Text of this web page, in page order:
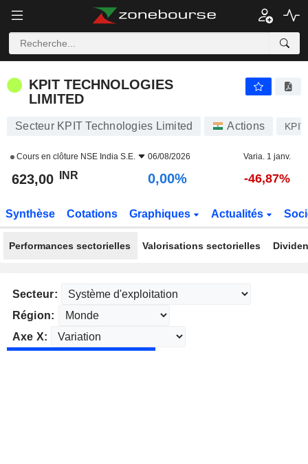
KPIT TECHNOLOGIES
LIMITED
Secteur KPIT Technologies Limited Actions
Cours en clôture NSE India S.E. 06/08/2026 Varia. 1 janv.
623,00 INR 0,00% -46,87%
Synthèse Cotations Graphiques Actualités
Performances sectorielles Valorisations sectorielles
Secteur:
Région:
Axe X: